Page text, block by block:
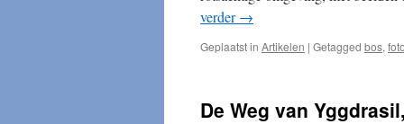
verder→
Geplaatst in Artikelen | Getagged bos,
De Weg van